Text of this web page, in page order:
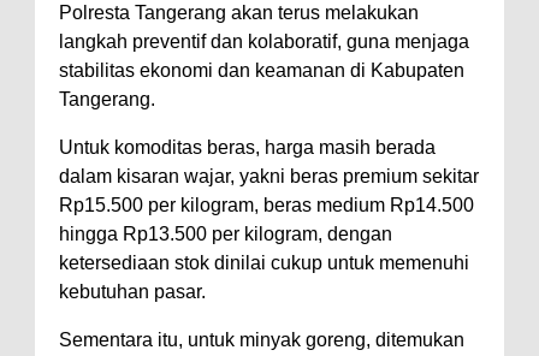
Polresta Tangerang akan terus melakukan
langkah preventif dan kolaboratif, guna menjaga
stabilitas ekonomi dan keamanan di Kabupaten
Tangerang.
Untuk komoditas beras, harga masih berada
dalam kisaran wajar, yakni beras premium sekitar
Rp15.500 per kilogram, beras medium Rp14.500
hingga Rp13.500 per kilogram, dengan
ketersediaan stok dinilai cukup untuk memenuhi
kebutuhan pasar.
Sementara itu, untuk minyak goreng, ditemukan